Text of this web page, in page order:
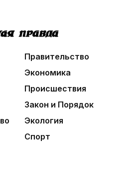
Правительство
Экономика
Происшествия
Закон и Порядок
Экология
Спорт